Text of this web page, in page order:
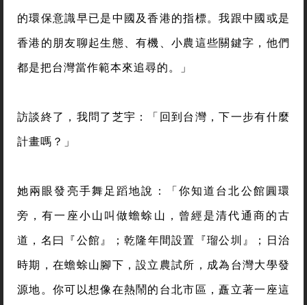
的環保意識早已是中國及香港的指標。我跟中國或是
香港的朋友聊起生態、有機、小農這些關鍵字，他們
都是把台灣當作範本來追尋的。」
訪談終了，我問了芝宇：「回到台灣，下一步有什麼
計畫嗎？」
她兩眼發亮手舞足蹈地說：「你知道台北公館圓環
旁，有一座小山叫做蟾蜍山，曾經是清代通商的古
道，名曰『公館』；乾隆年間設置『瑠公圳』；日治
時期，在蟾蜍山腳下，設立農試所，成為台灣大學發
源地。你可以想像在熱鬧的台北市區，矗立著一座這